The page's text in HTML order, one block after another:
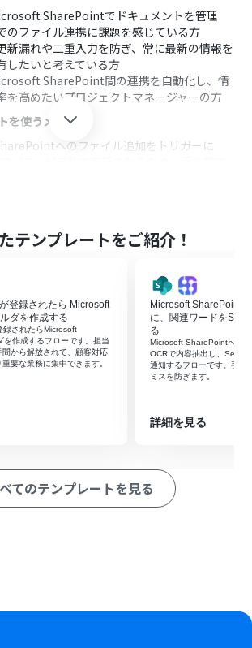
SharePointでドキュメントを管理
のファイル連携に課題を感じている方
新漏れや二重入力を防ぎ、常に最新の情報を
したいと考えている方
SharePoint間の連携を自動化し、情
を高めたいプロジェクトマネージャーの方
使うメリット
へのファイル追加をトリガーに
れ
Microsoft SharePointとNotionをYoomと連
ーでMicrosoft SharePointを選択し、「サ
フォルダにファイルが作成または更新され
アクションを設定します
ーションで分岐機能を設定し、特定の条件
の処理を分岐させます
ーションでNotionの「ファイルアップロー
レーションでNotionの「ページのプロパテ
ァイルプロパティ）」を設定し、アップロー
ルを紐付けます
のトリガー設定では、通知の起点
テンプレートをご紹介！
登録されたら Microsoft
ダを作成する
録されたらMicrosoft
作成するフローです。担当
から解放されて、顧客対応
要な業務に集中できます。
Microsoft SharePoint
に、関連ワードを
る
Microsoft SharePointへの
OCRで内容抽出し、
通知するフローです。手動
ミスを防ぎます。
詳細を見る
てのテンプレートを見る